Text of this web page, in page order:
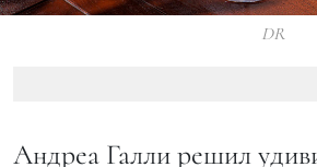
DR
Андреа Галли решил